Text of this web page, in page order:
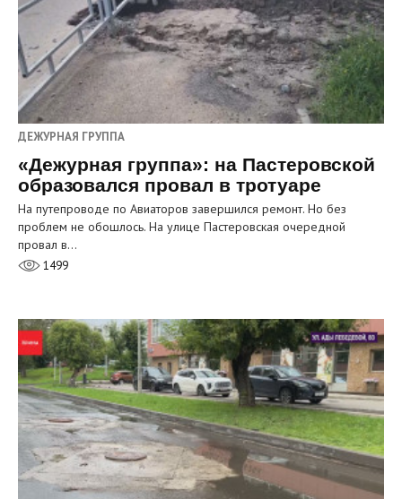
ДЕЖУРНАЯ ГРУППА
«Дежурная группа»: на Пастеровской
образовался провал в тротуаре
На путепроводе по Авиаторов завершился ремонт. Но без
проблем не обошлось. На улице Пастеровская очередной
провал в…
1499